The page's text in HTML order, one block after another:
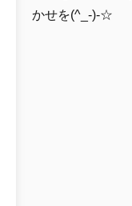
かせを(^_-)-☆